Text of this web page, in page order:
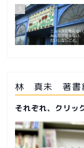
5
林 真未 著書
それぞれ、クリッ